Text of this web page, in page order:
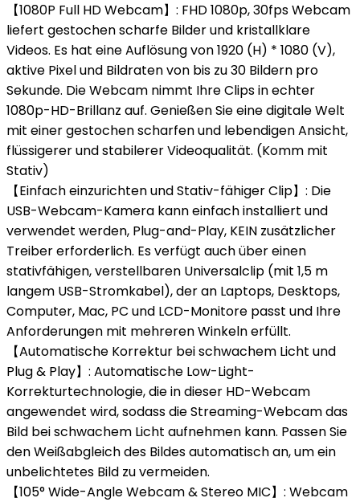
【1080P Full HD Webcam】: FHD 1080p, 30fps Webcam
liefert gestochen scharfe Bilder und kristallklare
Videos. Es hat eine Auflösung von 1920 (H) * 1080 (V),
aktive Pixel und Bildraten von bis zu 30 Bildern pro
Sekunde. Die Webcam nimmt Ihre Clips in echter
1080p-HD-Brillanz auf. Genießen Sie eine digitale Welt
mit einer gestochen scharfen und lebendigen Ansicht,
flüssigerer und stabilerer Videoqualität. (Komm mit
Stativ)
【Einfach einzurichten und Stativ-fähiger Clip】: Die
USB-Webcam-Kamera kann einfach installiert und
verwendet werden, Plug-and-Play, KEIN zusätzlicher
Treiber erforderlich. Es verfügt auch über einen
stativfähigen, verstellbaren Universalclip (mit 1,5 m
langem USB-Stromkabel), der an Laptops, Desktops,
Computer, Mac, PC und LCD-Monitore passt und Ihre
Anforderungen mit mehreren Winkeln erfüllt.
【Automatische Korrektur bei schwachem Licht und
Plug & Play】: Automatische Low-Light-
Korrekturtechnologie, die in dieser HD-Webcam
angewendet wird, sodass die Streaming-Webcam das
Bild bei schwachem Licht aufnehmen kann. Passen Sie
den Weißabgleich des Bildes automatisch an, um ein
unbelichtetes Bild zu vermeiden.
【105° Wide-Angle Webcam & Stereo MIC】: Webcam